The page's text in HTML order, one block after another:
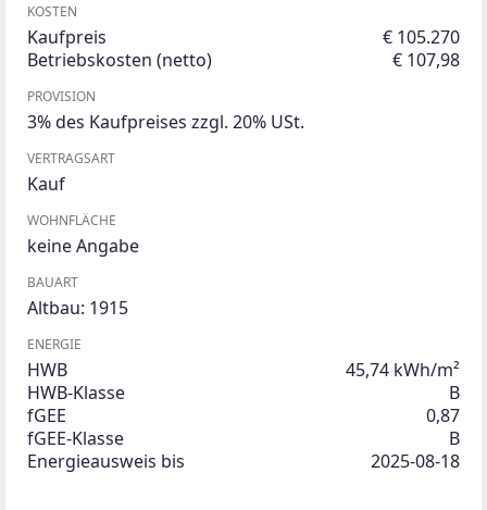
KOSTEN
Kaufpreis
€ 105.270
Betriebskosten (netto)
€ 107,98
PROVISION
3% des Kaufpreises zzgl. 20% USt.
VERTRAGSART
Kauf
WOHNFLÄCHE
keine Angabe
BAUART
Altbau: 1915
ENERGIE
HWB
45,74 kWh/m²
HWB-Klasse
B
fGEE
0,87
fGEE-Klasse
B
Energieausweis bis
2025-08-18